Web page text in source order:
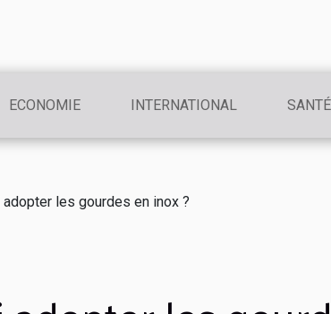
ECONOMIE INTERNATIONAL SANTÉ
adopter les gourdes en inox ?